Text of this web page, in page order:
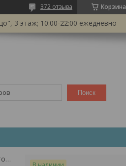
Корзина
372 отзыва
3 этаж; 10:00-22:00 ежедневно
Поиск
Экивоки. недетские бродилки. не та дверь. настольная игра